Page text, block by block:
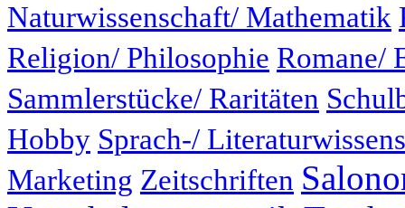
Naturwissenschaft/ Mathematik
Religion/ Philosophie Romane/
Sammlerstücke/ Raritäten
Hobby Sprach-/
Marketing Zeitschriften